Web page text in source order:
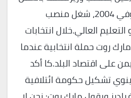
و الضمان الاجتماعي،وفي 2004، شغل منصب
العالي.خلال انتخابات
مارك روت حملة انتخابية عندما
على اقتصاد البلد.كا أكد
تشكيل حكومة ائتلافية